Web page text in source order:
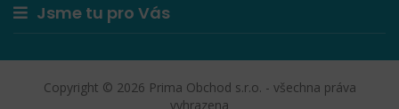
Jsme tu pro Vás
Copyright © 2026 Prima Obchod s.r.o. - všechna práva
vyhrazena